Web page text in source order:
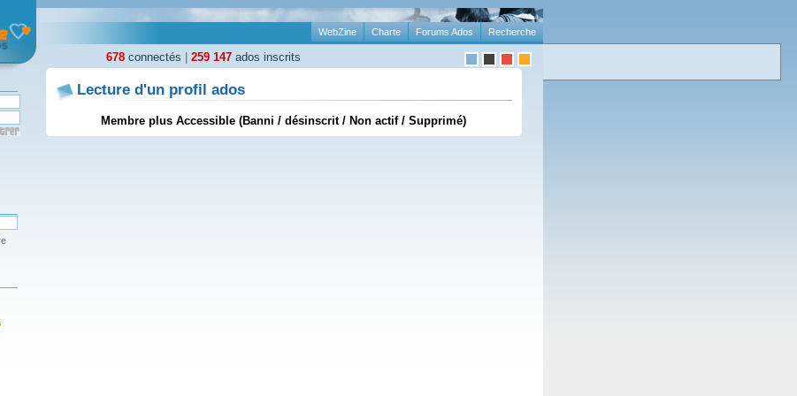
Recherche
Forums Ados
Charte
WebZine
678 connectés 259 147 ados inscrits
Lecture d'un profil ados
Membre plus Accessible (Banni / désinscrit / Non actif / Supprimé)